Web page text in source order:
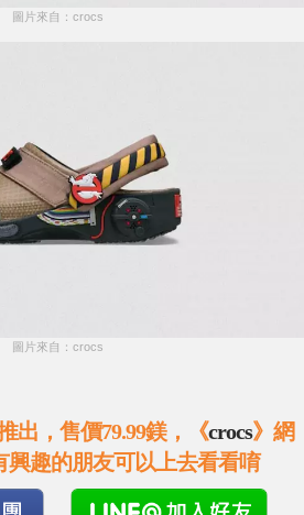
圖片來自：crocs
圖片來自：crocs
出，售價79.99鎂，《crocs》網
興趣的朋友可以上去看看唷